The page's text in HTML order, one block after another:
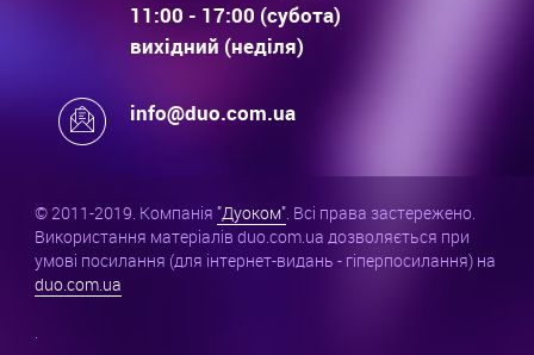
11:00 - 17:00 (субота)
вихідний (неділя)
info@duo.com.ua
© 2011-2019. Компанія "Дуоком". Всі права застережено.
Використання матеріалів duo.com.ua дозволяється при
умові посилання (для інтернет-видань - гіперпосилання) на
duo.com.ua
.